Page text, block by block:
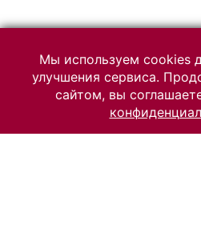
Мы используем cookies
улучшения сервиса.
сайтом, вы